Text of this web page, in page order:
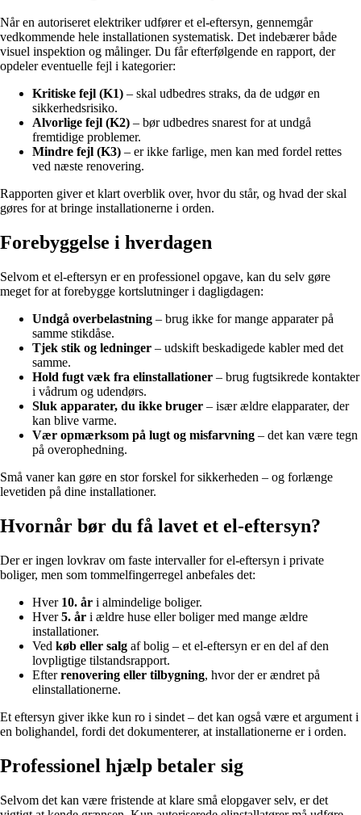
Når en autoriseret elektriker udfører et el-eftersyn, gennemgår
vedkommende hele installationen systematisk. Det indebærer både
visuel inspektion og målinger. Du får efterfølgende en rapport, der
opdeler eventuelle fejl i kategorier:
Kritiske fejl (K1) – skal udbedres straks, da de udgør en
sikkerhedsrisiko.
Alvorlige fejl (K2) – bør udbedres snarest for at undgå
fremtidige problemer.
Mindre fejl (K3) – er ikke farlige, men kan med fordel rettes
ved næste renovering.
Rapporten giver et klart overblik over, hvor du står, og hvad der skal
gøres for at bringe installationerne i orden.
Forebyggelse i hverdagen
Selvom et el-eftersyn er en professionel opgave, kan du selv gøre
meget for at forebygge kortslutninger i dagligdagen:
Undgå overbelastning – brug ikke for mange apparater på
samme stikdåse.
Tjek stik og ledninger – udskift beskadigede kabler med det
samme.
Hold fugt væk fra elinstallationer – brug fugtsikrede kontakter
i vådrum og udendørs.
Sluk apparater, du ikke bruger – især ældre elapparater, der
kan blive varme.
Vær opmærksom på lugt og misfarvning – det kan være tegn
på overophedning.
Små vaner kan gøre en stor forskel for sikkerheden – og forlænge
levetiden på dine installationer.
Hvornår bør du få lavet et el-eftersyn?
Der er ingen lovkrav om faste intervaller for el-eftersyn i private
boliger, men som tommelfingerregel anbefales det:
Hver 10. år i almindelige boliger.
Hver5. år i ældre huse eller boliger med mange ældre
installationer.
Ved køb eller salg af bolig – et el-eftersyn er en del af den
lovpligtige tilstandsrapport.
Efterrenovering eller tilbygning, hvor der er ændret på
elinstallationerne.
Et eftersyn giver ikke kun ro i sindet – det kan også være et argument i
en bolighandel, fordi det dokumenterer, at installationerne er i orden.
Professionel hjælp betaler sig
Selvom det kan være fristende at klare små elopgaver selv, er det